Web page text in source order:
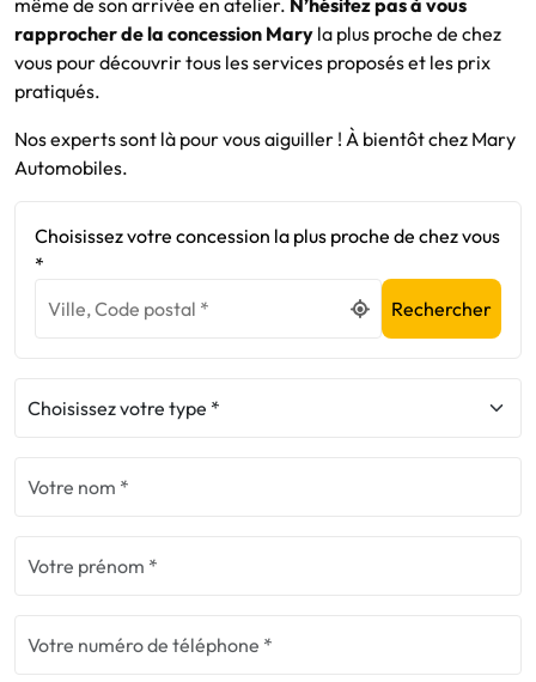
rapprocher de la concession Mary la plus proche de chez
vous pour découvrir tous les services proposés et les prix
pratiqués.
Nos experts sont là pour vous aiguiller ! À bientôt chez Mary
Automobiles.
Choisissez votre concession la plus proche de chez vous
*
Rechercher